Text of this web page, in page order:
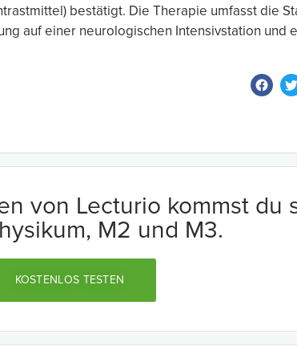
bestätigt. Die Therapie umfasst die
auf einer neurologischen Intensivstation und
von Lecturio kommst du
M2 und M3.
KOSTENLOS TESTEN